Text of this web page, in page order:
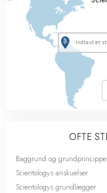
OFTE
Baggrund og
Scientologys anskuelser
Scientologys grundlægger